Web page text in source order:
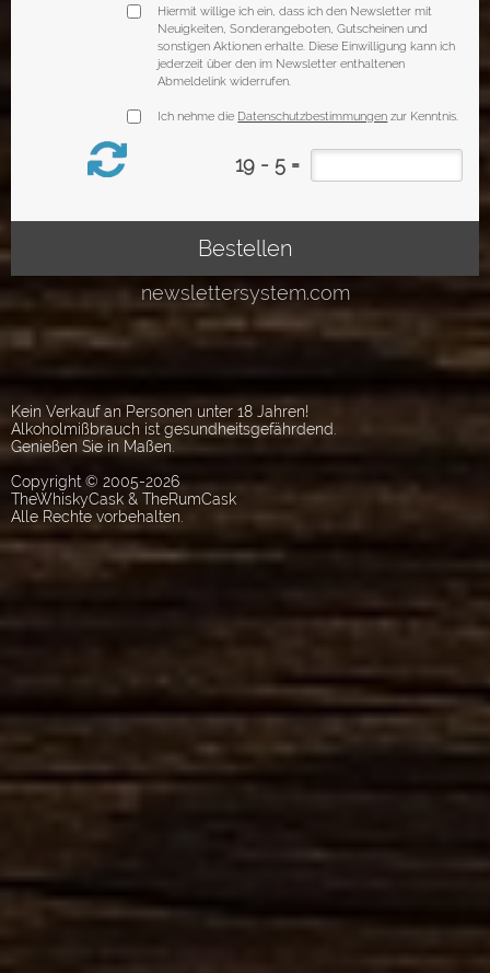
Kein Verkauf an Personen unter 18 Jahren!
Alkoholmißbrauch ist gesundheitsgefährdend.
Genießen Sie in Maßen.
Copyright © 2005-2026
TheWhiskyCask & TheRumCask
Alle Rechte vorbehalten.